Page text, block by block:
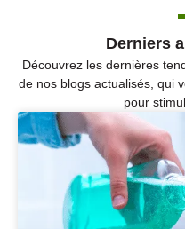
Derniers
Découvrez les dernières
de nos blogs actualisés, qui
pour